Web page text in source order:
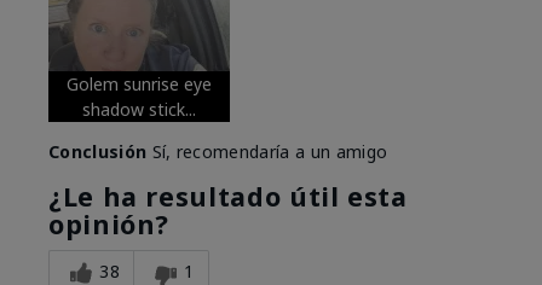
Golem sunrise eye
shadow stick...
Conclusión Sí, recomendaría a un amigo
¿Le ha resultado útil esta
opinión?
38 1